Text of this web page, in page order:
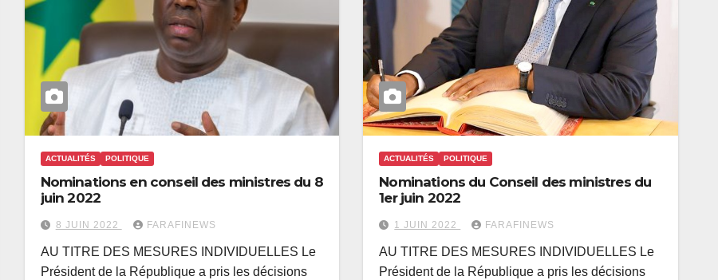
ACTUALITÉS POLITIQUE
Nominations en conseil des ministres du 8
juin 2022
8 JUIN 2022 FARAFINEWS
AU TITRE DES MESURES INDIVIDUELLES Le
Président de la République a pris les décisions
ACTUALITÉS POLITIQUE
Nominations du Conseil des ministres du
1er juin 2022
1 JUIN 2022 FARAFINEWS
AU TITRE DES MESURES INDIVIDUELLES Le
Président de la République a pris les décisions